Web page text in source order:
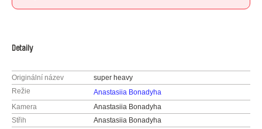
Detaily
Originální název
super heavy
Režie
Anastasiia Bonadyha
Kamera
Anastasiia Bonadyha
Střih
Anastasiia Bonadyha